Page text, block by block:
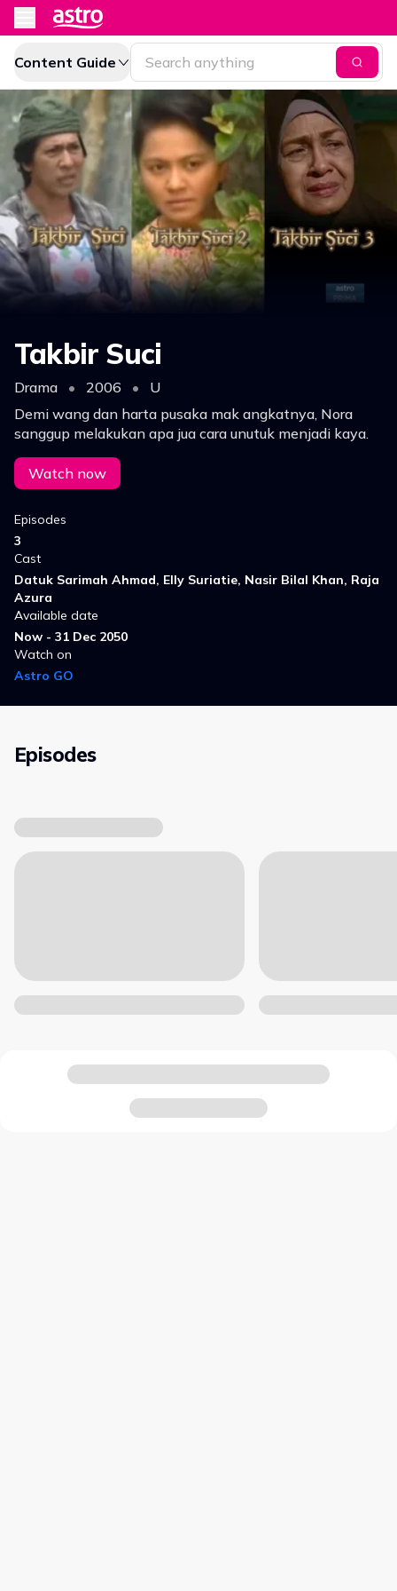
Content Guide
Takbir Suci
Drama • 2006 •
U
Demi wang dan harta pusaka mak angkatnya, Nora
sanggup melakukan apa jua cara unutuk menjadi kaya.
Watch now
Episodes
3
Cast
Datuk Sarimah Ahmad, Elly Suriatie, Nasir Bilal Khan, Raja
Azura
Available date
Now - 31 Dec 2050
Watch on
Astro GO
Episodes